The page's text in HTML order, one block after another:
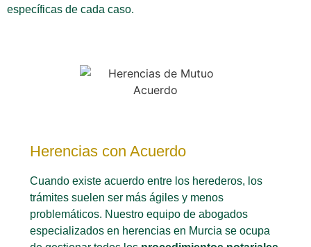
específicas de cada caso.
Herencias con Acuerdo
Cuando existe acuerdo entre los herederos, los
trámites suelen ser más ágiles y menos
problemáticos. Nuestro equipo de abogados
especializados en herencias en Murcia se ocupa